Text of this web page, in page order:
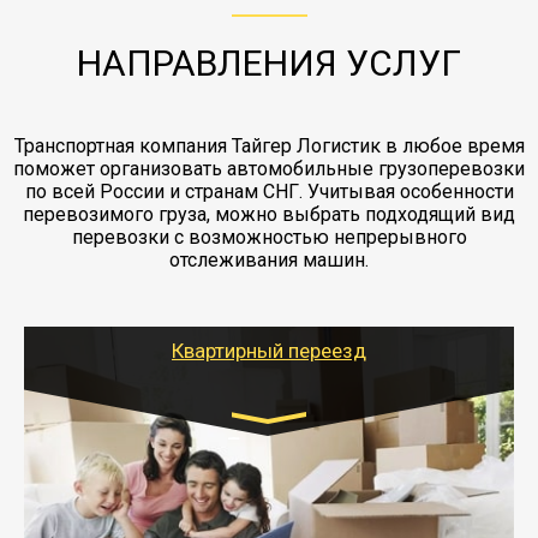
заканчивая выгрузкой в пункте получателя.
НАПРАВЛЕНИЯ УСЛУГ
Транспортная компания Тайгер Логистик в любое время
поможет организовать автомобильные грузоперевозки
по всей России и странам СНГ. Учитывая особенности
перевозимого груза, можно выбрать подходящий вид
перевозки с возможностью непрерывного
отслеживания машин.
Квартирный переезд
Газель: 1,5 и 3 тонны
от 5000 руб.